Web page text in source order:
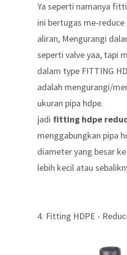
Ya seperti namanya
ini bertugas me-reduce
aliran, Mengurangi
seperti valve yaa, tapi
dalam type FITTING
adalah mengurangi/
ukuran pipa hdpe.
jadi fitting hdpe
menggabungkan pipa
diameter yang besar
lebih kecil atau
4. Fitting HDPE -